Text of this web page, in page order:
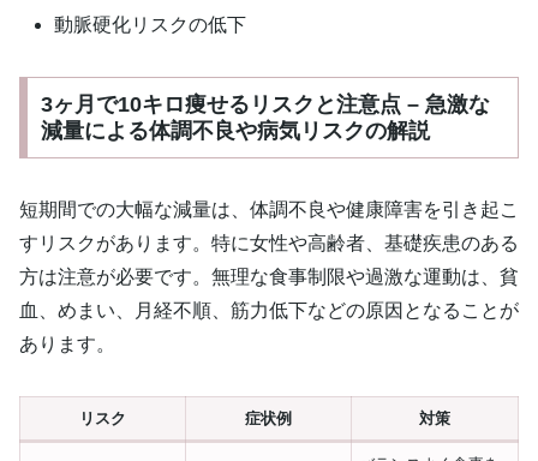
動脈硬化リスクの低下
3ヶ月で10キロ痩せるリスクと注意点 – 急激な
減量による体調不良や病気リスクの解説
短期間での大幅な減量は、体調不良や健康障害を引き起こ
すリスクがあります。特に女性や高齢者、基礎疾患のある
方は注意が必要です。無理な食事制限や過激な運動は、貧
血、めまい、月経不順、筋力低下などの原因となることが
あります。
リスク 症状例 対策